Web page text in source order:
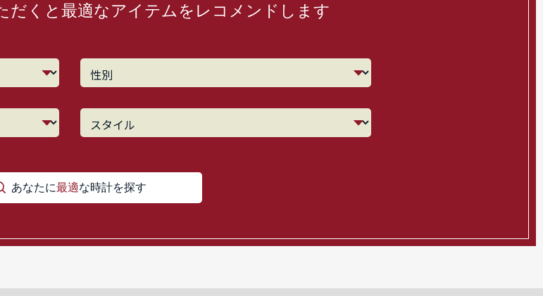
だくと最適なアイテムをレコメンドします
あなたに最適な時計を探す